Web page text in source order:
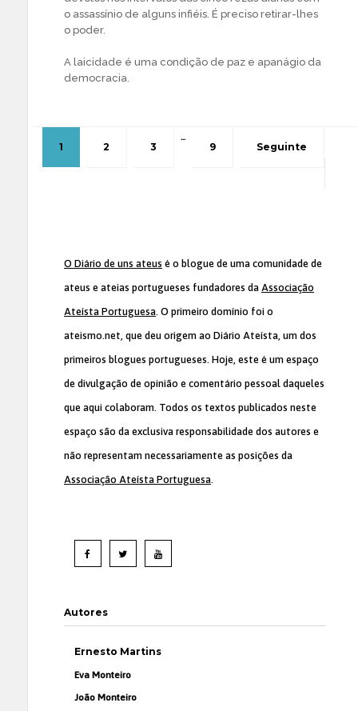
o assassínio de alguns infiéis. É preciso retirar-lhes
o poder.
A laicidade é uma condição de paz e apanágio da
democracia.
1 2 3
…
9 Seguinte
O Diário de uns ateus é o blogue de uma comunidade de
ateus e ateias portugueses fundadores da Associação
Ateísta Portuguesa. O primeiro domínio foi o
ateismo.net, que deu origem ao Diário Ateísta, um dos
primeiros blogues portugueses. Hoje, este é um espaço
de divulgação de opinião e comentário pessoal daqueles
que aqui colaboram. Todos os textos publicados neste
espaço são da exclusiva responsabilidade dos autores e
não representam necessariamente as posições da
Associação Ateísta Portuguesa.
Autores
Ernesto Martins
Eva Monteiro
João Monteiro